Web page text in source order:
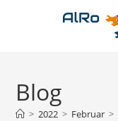
Blog
> 2022 > Februar >